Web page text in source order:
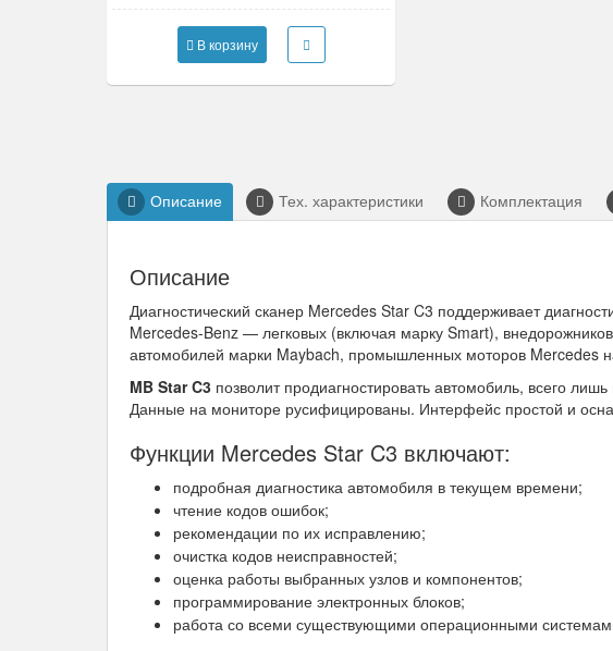
В корзину
Описание Тех. характеристики Комплектация
Описание
Диагностический сканер Mercedes Star C3 поддерживает
Mercedes-Benz — легковых (включая марку Smart),
автомобилей марки Maybach, промышленных моторов Mercedes
MB Star C3 позволит продиагностировать автомобиль, всего
Данные на мониторе русифицированы. Интерфейс простой и
Функции Mercedes Star C3 включают:
подробная диагностика автомобиля в текущем времени;
чтение кодов ошибок;
рекомендации по их исправлению;
очистка кодов неисправностей;
оценка работы выбранных узлов и компонентов;
программирование электронных блоков;
работа со всеми существующими операционными